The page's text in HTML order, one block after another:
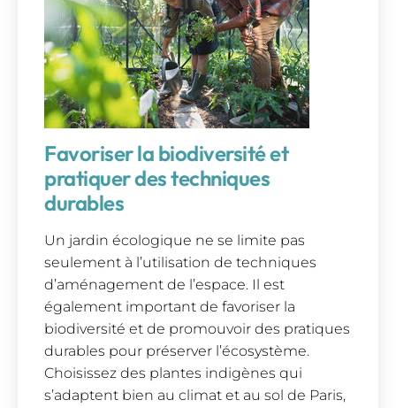
Favoriser la biodiversité et
pratiquer des techniques
durables
Un jardin écologique ne se limite pas
seulement à l’utilisation de techniques
d’aménagement de l’espace. Il est
également important de favoriser la
biodiversité et de promouvoir des pratiques
durables pour préserver l’écosystème.
Choisissez des plantes indigènes qui
s’adaptent bien au climat et au sol de Paris,